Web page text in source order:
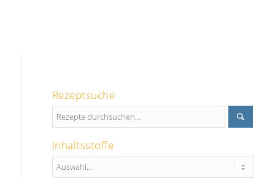
Rezeptsuche
Inhaltsstoffe